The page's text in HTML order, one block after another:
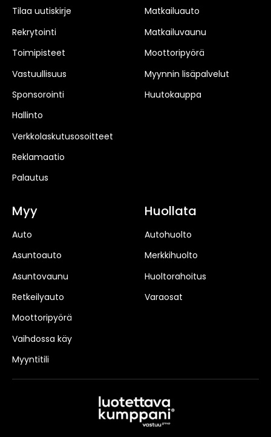
Tilaa uutiskirje
Rekrytointi
Toimipisteet
Vastuullisuus
Sponsorointi
Hallinto
Verkkolaskutusosoitteet
Reklamaatio
Palautus
Matkailuauto
Matkailuvaunu
Moottoripyörä
Myynnin lisäpalvelut
Huutokauppa
Myy
Auto
Asuntoauto
Asuntovaunu
Retkeilyauto
Moottoripyörä
Vaihdossa käy
Myyntitili
Huollata
Autohuolto
Merkkihuolto
Huoltorahoitus
Varaosat